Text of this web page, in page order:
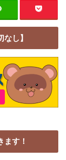
し】
ます！